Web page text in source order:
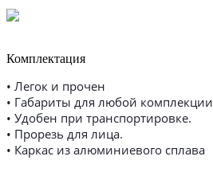
Комплектация
• Легок и прочен
• Габариты для любой комплекции
• Удобен при транспортировке.
• Прорезь для лица.
• Каркас из алюминиевого сплава